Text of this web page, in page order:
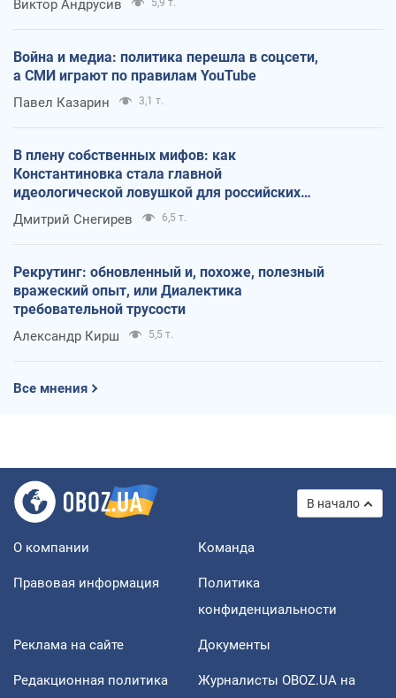
Виктор Андрусив 5,9 т.
Война и медиа: политика перешла в соцсети,
а СМИ играют по правилам YouTube
Павел Казарин 3,1 т.
В плену собственных мифов: как
Константиновка стала главной
идеологической ловушкой для российских
оккупантов
Дмитрий Снегирев 6,5 т.
Рекрутинг: обновленный и, похоже, полезный
вражеский опыт, или Диалектика
требовательной трусости
Александр Кирш 5,5 т.
Все мнения
В начало
О компании Команда
Правовая информация
Политика
конфиденциальности
Реклама на сайте Документы
Редакционная политика
Журналисты OBOZ.UA на